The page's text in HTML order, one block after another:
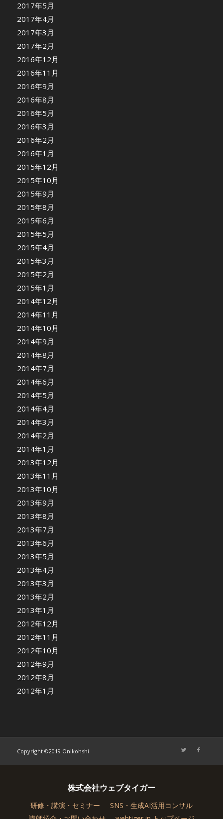
2017年5月
2017年4月
2017年3月
2017年2月
2016年12月
2016年11月
2016年9月
2016年8月
2016年5月
2016年3月
2016年2月
2016年1月
2015年12月
2015年10月
2015年9月
2015年8月
2015年6月
2015年5月
2015年4月
2015年3月
2015年2月
2015年1月
2014年12月
2014年11月
2014年10月
2014年9月
2014年8月
2014年7月
2014年6月
2014年5月
2014年4月
2014年3月
2014年2月
2014年1月
2013年12月
2013年11月
2013年10月
2013年9月
2013年8月
2013年7月
2013年6月
2013年5月
2013年4月
2013年3月
2013年2月
2013年1月
2012年12月
2012年11月
2012年10月
2012年9月
2012年8月
2012年1月
Copyright ©2019 Onikohshi
株式会社ウェブタイガー
研修・講演・セミナー
SNS・生成AI活用コンサル